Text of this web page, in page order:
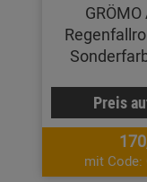
Preis
mit Code: